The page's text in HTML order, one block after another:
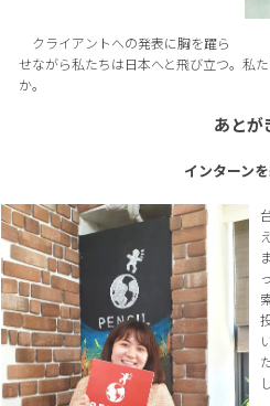
クライアントへの発表に胸を躍ら
せながら私たちは日本へと飛び立つ。私
か。
あとが
インターン